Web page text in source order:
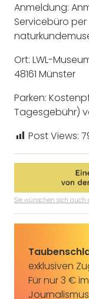
Anmeldung:
Servicebüro per
Ort: LWL-
48161 Münster
Parken:
Tagesgebühr)
Post Views:
Sie wünschen sich auch
exklusiven
Für nur 3 €